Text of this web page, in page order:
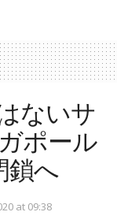
ないサ
ポール
鎖へ
at 09:38